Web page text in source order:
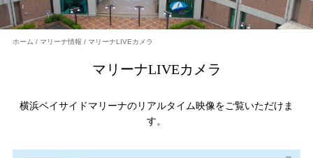
施設案内
バース案内・ご利用料金
海遊び 情報
ホーム マリーナ情報 マリーナLIVEカメラ
マリーナLIVEカメラ
横浜ベイサイドマリーナのリアルタイム映像をご覧いただけま
す。